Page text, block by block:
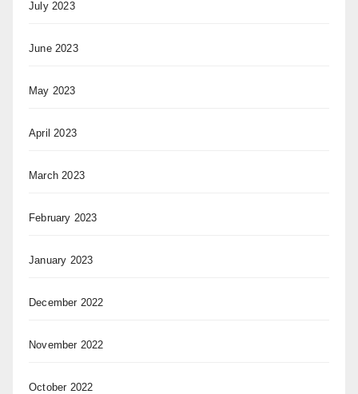
July 2023
June 2023
May 2023
April 2023
March 2023
February 2023
January 2023
December 2022
November 2022
October 2022